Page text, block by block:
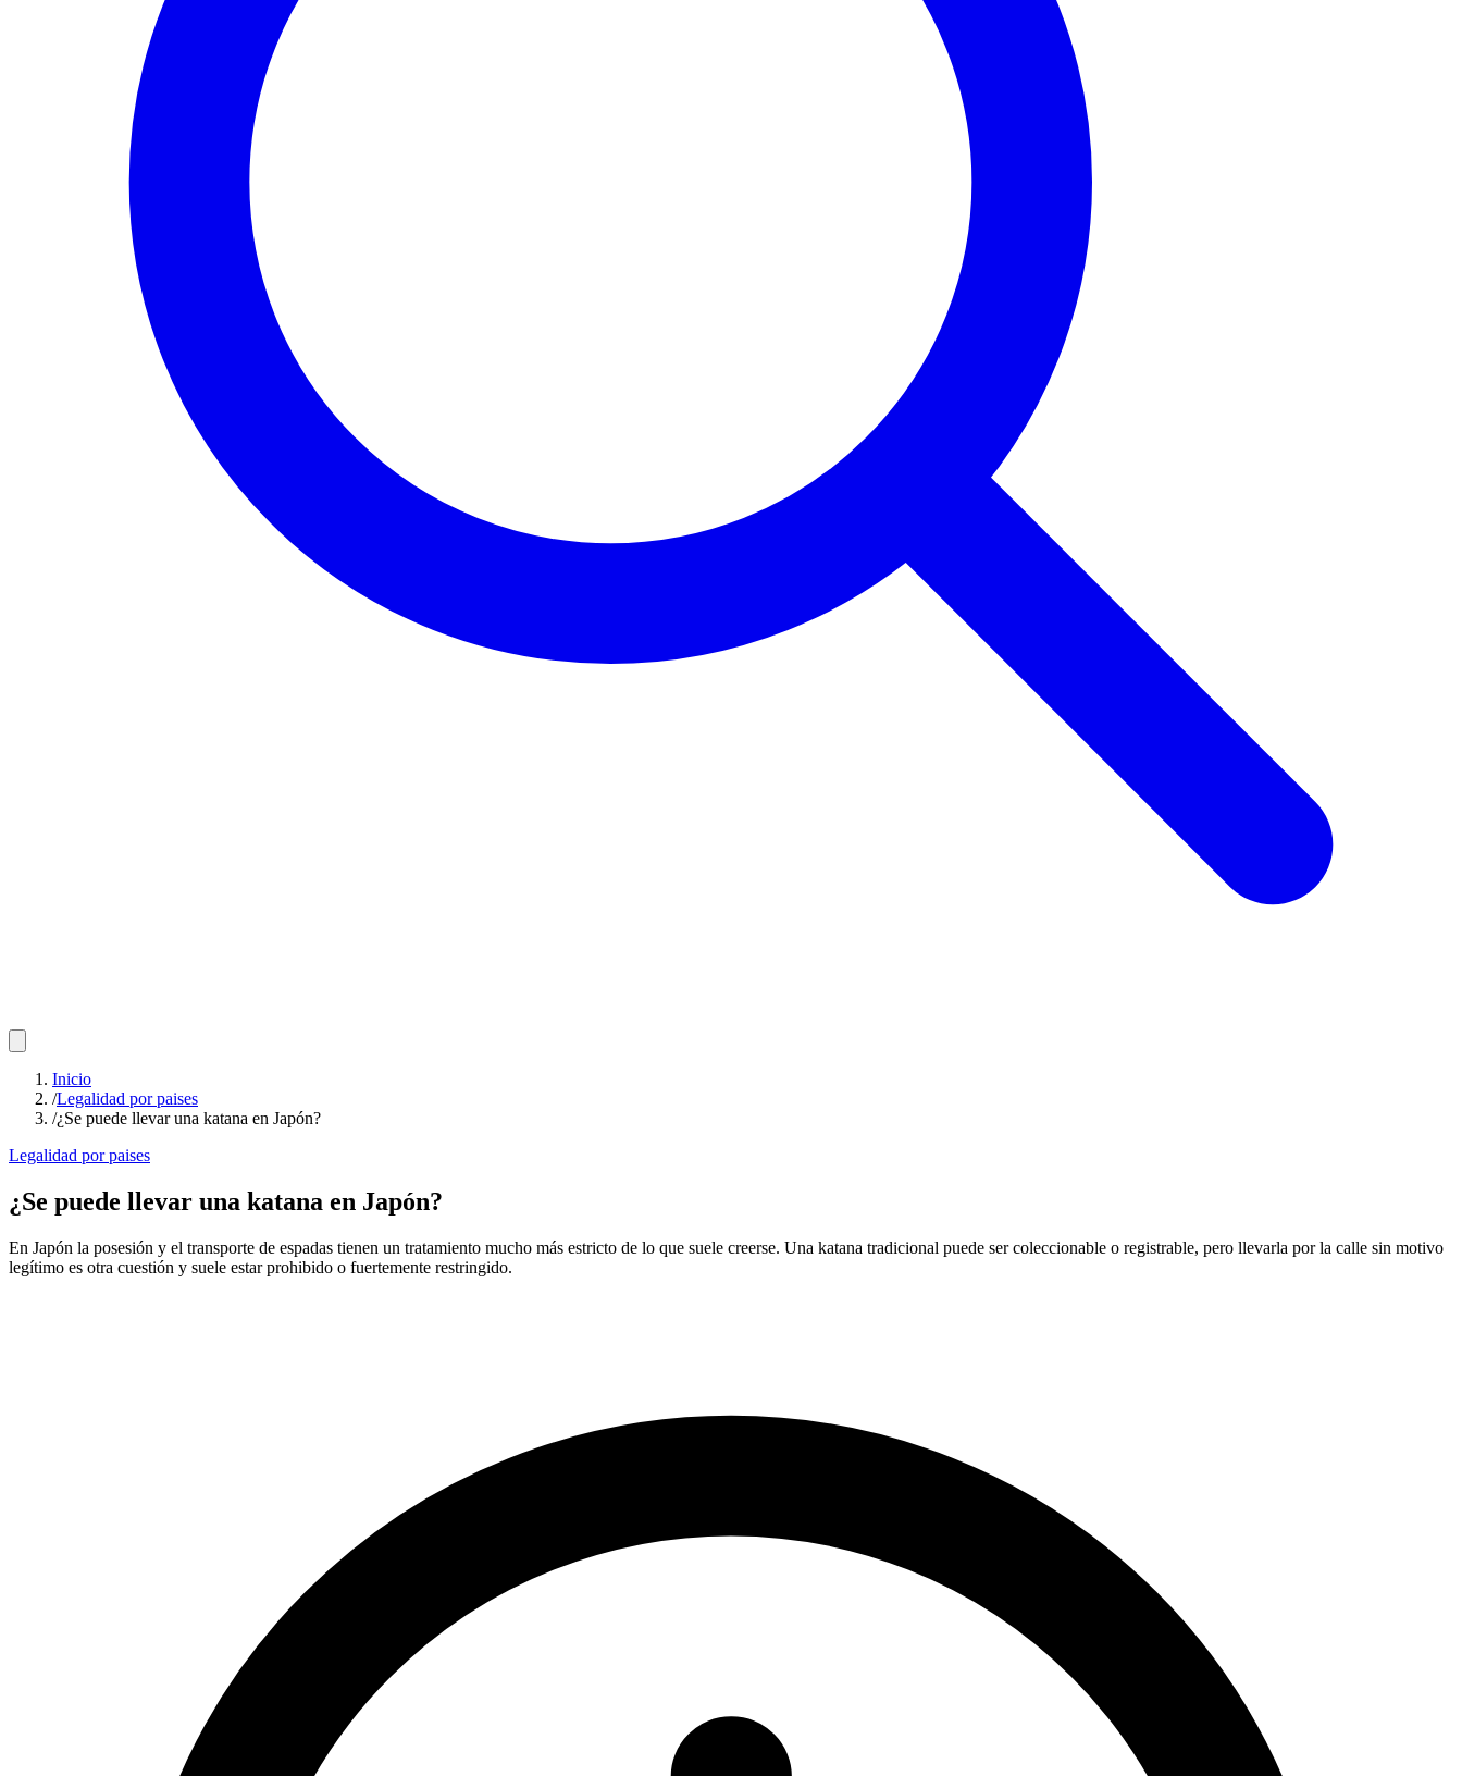
Inicio
/Legalidad por paises
/¿Se puede llevar una katana en Japón?
Legalidad por paises
¿Se puede llevar una katana en Japón?
En Japón la posesión y el transporte de espadas tienen un tratamiento mucho más estricto de lo que suele creerse. Una katana tradicional puede ser coleccionable o registrable, pero llevarla por la calle sin motivo
legítimo es otra cuestión y suele estar prohibido o fuertemente restringido.